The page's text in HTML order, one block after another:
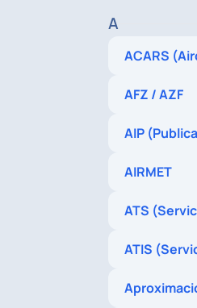
A
ACARS
AFZ / AZF
AIP
AIRMET
ATS
ATIS